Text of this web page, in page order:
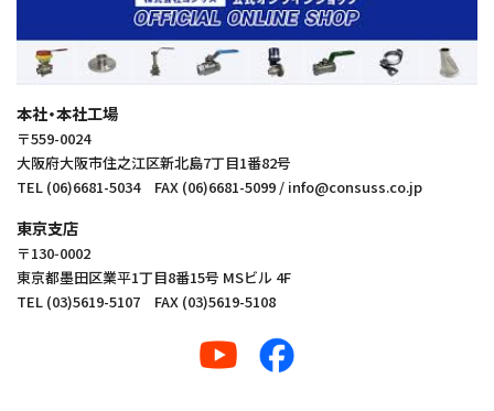
本社・本社工場
〒559-0024
大阪府大阪市住之江区新北島7丁目1番82号
TEL (06)6681-5034 FAX (06)6681-5099 / info@consuss.co.jp
東京支店
〒130‑0002
東京都墨田区業平1丁目8番15号 MSビル 4F
TEL (03)5619-5107 FAX (03)5619-5108